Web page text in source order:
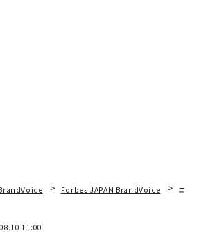
Forbes JAPAN BrandVoice エレ
11:00